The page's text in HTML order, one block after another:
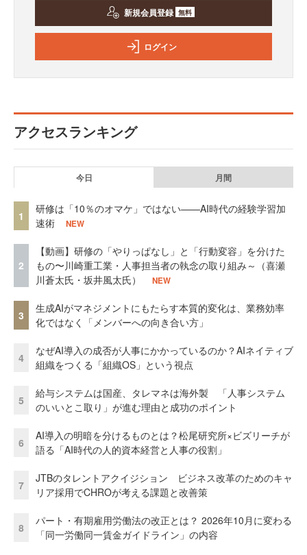
新規会員登録 無料
ログイン
アクセスランキング
今日 月間
1
研修は「10％のオマケ」ではない——AI時代の経験学習加
速術
NEW
2
【動画】研修の「やりっぱなし」と「行動変容」を分けた
もの〜川崎重工業・人事担当者の執念の取り組み～（喜瀬
川蒼太氏・坂井風太氏）
NEW
3
生成AIがマネジメントにもたらす本質的変化は、業務効率
化ではなく「メンバーへの向き合い方」
4
なぜAI導入の成否が人事にかかっているのか？AIネイティブ
組織をつくる「組織OS」という視点
5
給与システムは国産、タレマネは海外製 「人事システム
のいいとこ取り」が進む理由と成功のポイント
6
AI導入の明暗を分けるものとは？松尾研究所×ビズリーチが
語る「AI時代の人的資本経営と人事の役割」
7
JTBのタレントアクイジション ビジネス改革のためのキャ
リア採用でCHROが考える課題と改善策
8
パート・有期雇用労働法の改正とは？ 2026年10月に変わる
「同一労働同一賃金ガイドライン」の内容